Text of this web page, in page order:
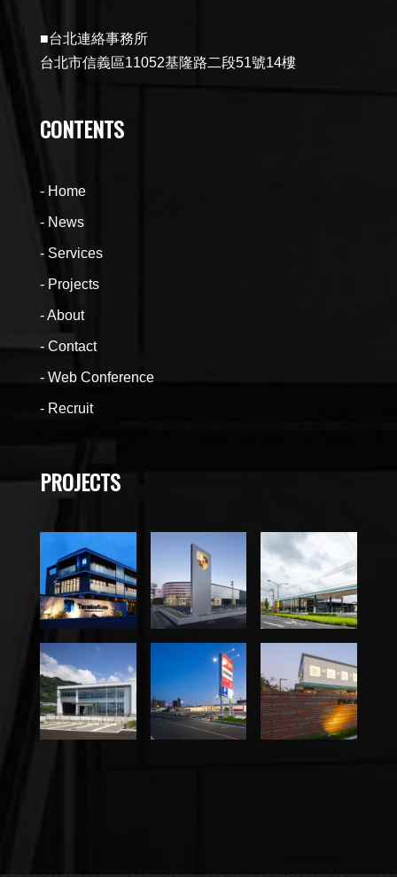
■台北連絡事務所
台北市信義區11052基隆路二段51號14樓
CONTENTS
Home
News
Services
Projects
About
Contact
Web Conference
Recruit
PROJECTS